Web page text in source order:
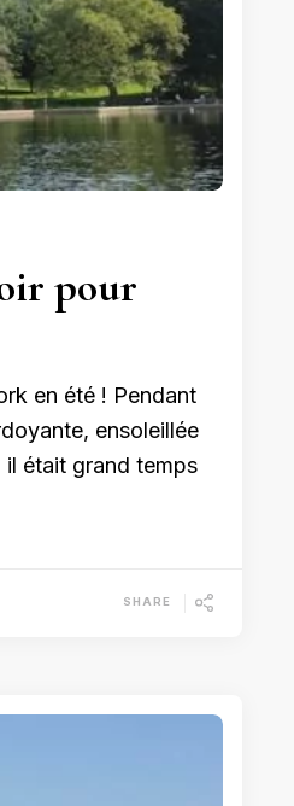
pour
en été ! Pendant
ensoleillée
était grand temps
SHARE